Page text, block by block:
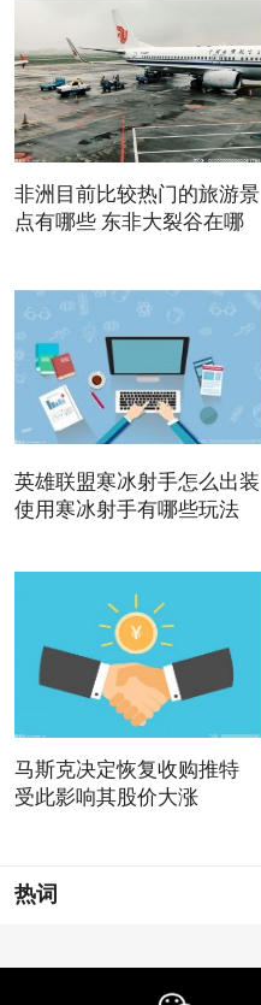
非洲目前比较热门的旅游景
点有哪些 东非大裂谷在哪
英雄联盟寒冰射手怎么出装
使用寒冰射手有哪些玩法
马斯克决定恢复收购推特
受此影响其股价大涨
热词